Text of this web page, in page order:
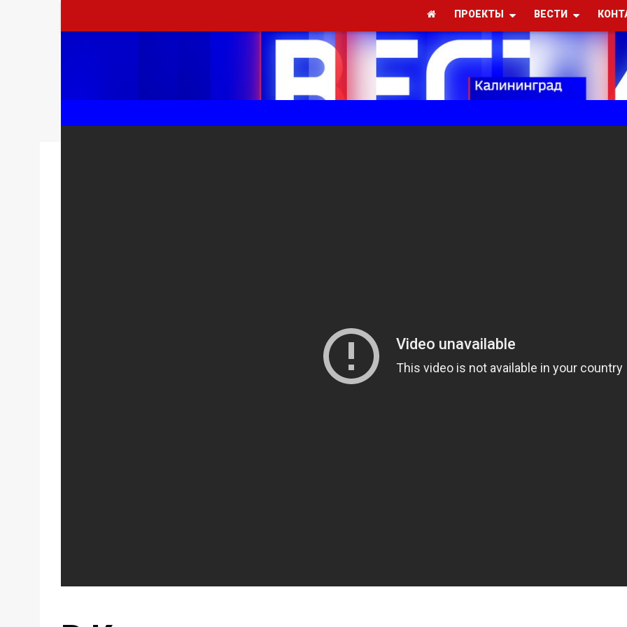
ПРОЕКТЫ ВЕСТИ